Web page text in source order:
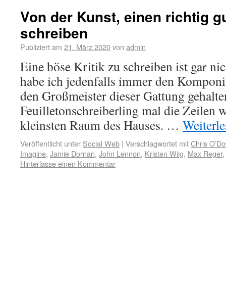
Von der Kunst, einen richtig
schreiben
Publiziert am 21. März 2020von admin
Eine böse Kritik zu schreiben ist gar
habe ich jedenfalls immer den
den Großmeister dieser Gattung
Feuilletonschreiberling mal die Zeilen
kleinsten Raum des Hauses. …
Veröffentlicht unter Social Web | Verschlagwortet mitChris
Imagine, Jamie Dornan, John Lennon, Kristen Wiig, Max Reger,
Hinterlasse einen Kommentar